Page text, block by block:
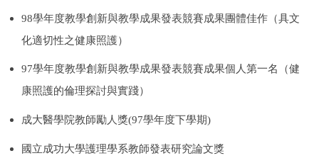
國際交流
98學年度教學創新與教學成果發表競賽成果團體佳作（具文
化適切性之健康照護）
97學年度教學創新與教學成果發表競賽成果個人第一名（健
康照護的倫理探討與實踐）
成大醫學院教師勵人獎(97學年度下學期)
國立成功大學護理學系教師發表研究論文獎